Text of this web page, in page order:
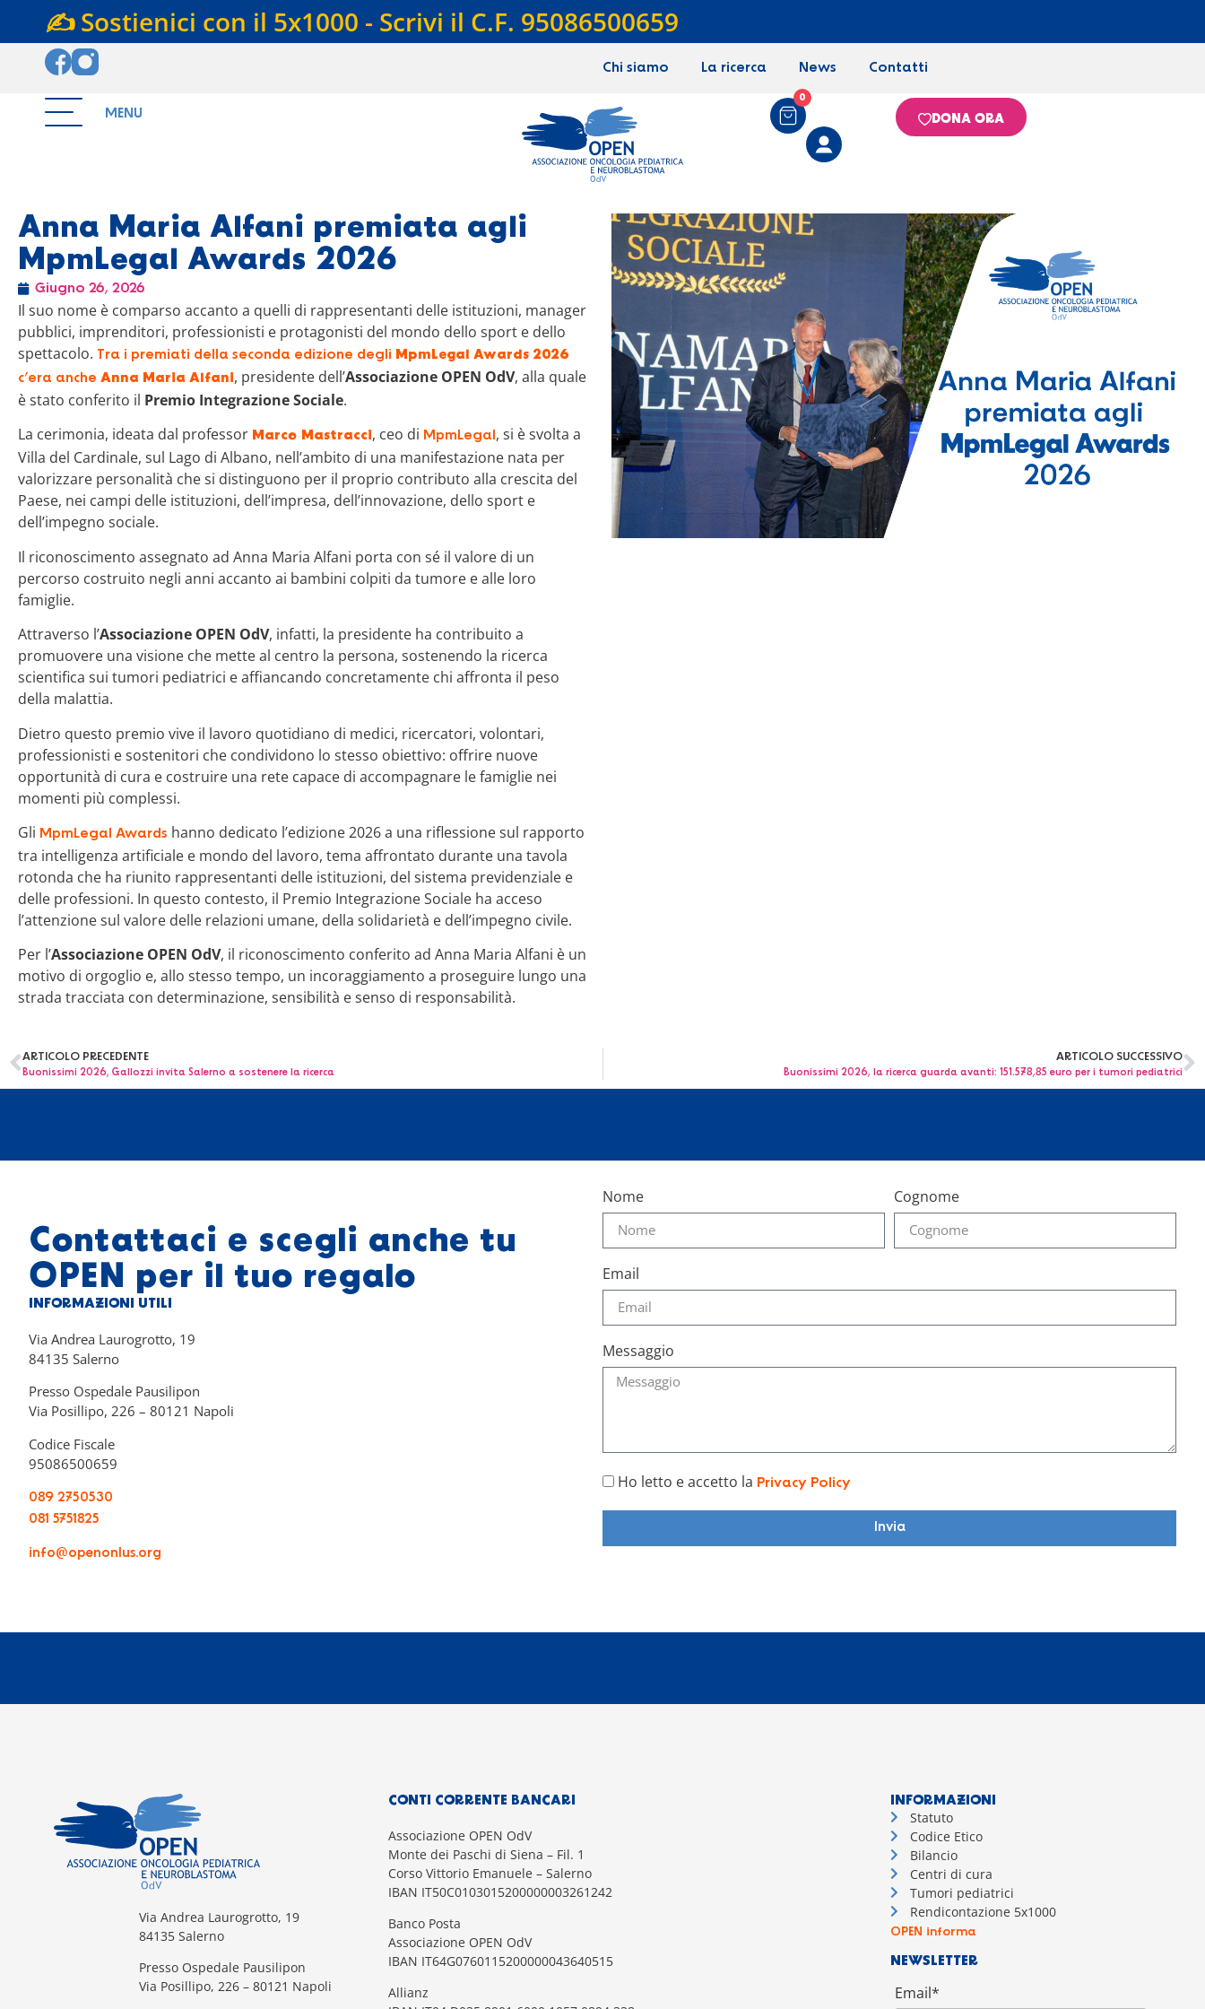
✍️ Sostienici con il 5x1000 - Scrivi il C.F. 95086500659
Chi siamo La ricerca News Contatti
MENU
0
DONA ORA
Anna Maria Alfani premiata agli
MpmLegal Awards 2026
Giugno 26, 2026
Il suo nome è comparso accanto a quelli di rappresentanti delle istituzioni, manager
pubblici, imprenditori, professionisti e protagonisti del mondo dello sport e dello
spettacolo. Tra i premiati della seconda edizione degli MpmLegal Awards 2026
c’era anche Anna Maria Alfani, presidente dell’Associazione OPEN OdV, alla quale
è stato conferito il Premio Integrazione Sociale.
La cerimonia, ideata dal professor Marco Mastracci, ceo di MpmLegal, si è svolta a
Villa del Cardinale, sul Lago di Albano, nell’ambito di una manifestazione nata per
valorizzare personalità che si distinguono per il proprio contributo alla crescita del
Paese, nei campi delle istituzioni, dell’impresa, dell’innovazione, dello sport e
dell’impegno sociale.
Il riconoscimento assegnato ad Anna Maria Alfani porta con sé il valore di un
percorso costruito negli anni accanto ai bambini colpiti da tumore e alle loro
famiglie.
Attraverso l’Associazione OPEN OdV, infatti, la presidente ha contribuito a
promuovere una visione che mette al centro la persona, sostenendo la ricerca
scientifica sui tumori pediatrici e affiancando concretamente chi affronta il peso
della malattia.
Dietro questo premio vive il lavoro quotidiano di medici, ricercatori, volontari,
professionisti e sostenitori che condividono lo stesso obiettivo: offrire nuove
opportunità di cura e costruire una rete capace di accompagnare le famiglie nei
momenti più complessi.
Gli MpmLegal Awards hanno dedicato l’edizione 2026 a una riflessione sul rapporto
tra intelligenza artificiale e mondo del lavoro, tema affrontato durante una tavola
rotonda che ha riunito rappresentanti delle istituzioni, del sistema previdenziale e
delle professioni. In questo contesto, il Premio Integrazione Sociale ha acceso
l’attenzione sul valore delle relazioni umane, della solidarietà e dell’impegno civile.
Per l’Associazione OPEN OdV, il riconoscimento conferito ad Anna Maria Alfani è un
motivo di orgoglio e, allo stesso tempo, un incoraggiamento a proseguire lungo una
strada tracciata con determinazione, sensibilità e senso di responsabilità.
ARTICOLO PRECEDENTE
Buonissimi 2026, Gallozzi invita Salerno a sostenere la ricerca
ARTICOLO SUCCESSIVO
Buonissimi 2026, la ricerca guarda avanti: 151.578,85 euro per i tumori pediatrici
Contattaci e scegli anche tu
OPEN per il tuo regalo
INFORMAZIONI UTILI
Via Andrea Laurogrotto, 19
84135 Salerno
Presso Ospedale Pausilipon
Via Posillipo, 226 – 80121 Napoli
Codice Fiscale
95086500659
089 2750530
081 5751825
info@openonlus.org
Nome Cognome
Email
Messaggio
Ho letto e accetto la Privacy Policy
Invia
Via Andrea Laurogrotto, 19
84135 Salerno
Presso Ospedale Pausilipon
Via Posillipo, 226 – 80121 Napoli
CONTI CORRENTE BANCARI
Associazione OPEN OdV
Monte dei Paschi di Siena – Fil. 1
Corso Vittorio Emanuele – Salerno
IBAN IT50C0103015200000003261242
Banco Posta
Associazione OPEN OdV
IBAN IT64G0760115200000043640515
Allianz
INFORMAZIONI
Statuto
Codice Etico
Bilancio
Centri di cura
Tumori pediatrici
Rendicontazione 5x1000
OPEN informa
NEWSLETTER
Email*